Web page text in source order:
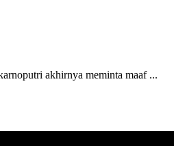
akhirnya meminta maaf ...